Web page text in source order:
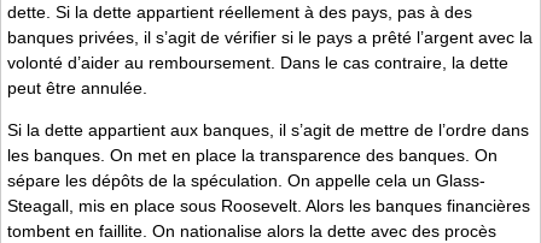
dette. Si la dette appartient réellement à des pays, pas à des
banques privées, il s’agit de vérifier si le pays a prêté l’argent avec la
volonté d’aider au remboursement. Dans le cas contraire, la dette
peut être annulée.
Si la dette appartient aux banques, il s’agit de mettre de l’ordre dans
les banques. On met en place la transparence des banques. On
sépare les dépôts de la spéculation. On appelle cela un Glass-
Steagall, mis en place sous Roosevelt. Alors les banques financières
tombent en faillite. On nationalise alors la dette avec des procès